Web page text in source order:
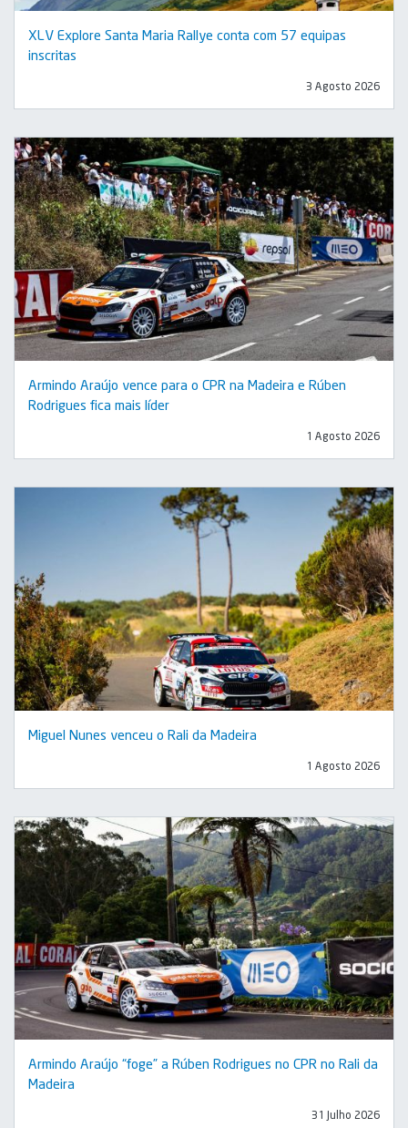
XLV Explore Santa Maria Rallye conta com 57 equipas
inscritas
3 Agosto 2026
Armindo Araújo vence para o CPR na Madeira e Rúben
Rodrigues fica mais líder
1 Agosto 2026
Miguel Nunes venceu o Rali da Madeira
1 Agosto 2026
Armindo Araújo “foge” a Rúben Rodrigues no CPR no Rali da
Madeira
31 Julho 2026